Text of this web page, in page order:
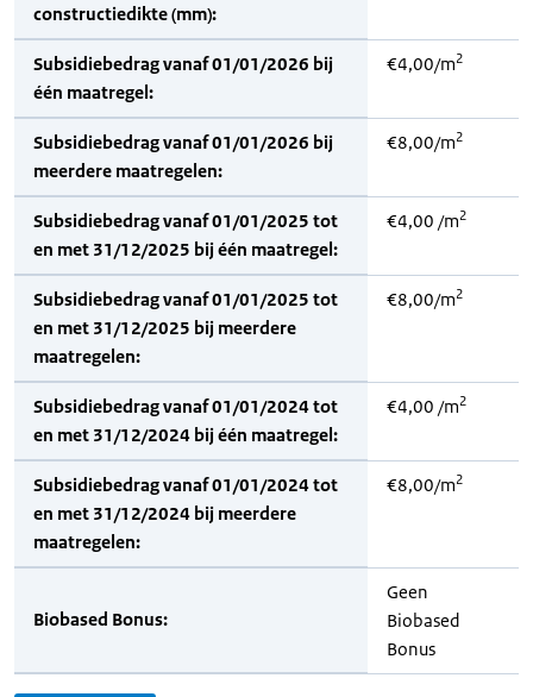
constructiedikte (mm):
Subsidiebedrag vanaf 01/01/2026 bij
één maatregel:
€4,00/m2
Subsidiebedrag vanaf 01/01/2026 bij
meerdere maatregelen:
€8,00/m2
Subsidiebedrag vanaf 01/01/2025 tot
en met 31/12/2025 bij één maatregel:
€4,00 /m2
Subsidiebedrag vanaf 01/01/2025 tot
en met 31/12/2025 bij meerdere
maatregelen:
€8,00/m2
Subsidiebedrag vanaf 01/01/2024 tot
en met 31/12/2024 bij één maatregel:
€4,00 /m2
Subsidiebedrag vanaf 01/01/2024 tot
en met 31/12/2024 bij meerdere
maatregelen:
€8,00/m2
Biobased Bonus:
Geen
Biobased
Bonus